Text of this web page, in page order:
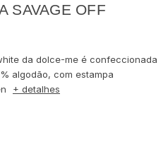
SAVAGE OFF
da dolce-me é confeccionada
algodão, com estampa
+ detalhes